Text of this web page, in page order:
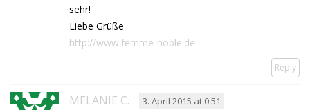
sehr!
Liebe Grüße
http://www.femme-noble.de
Reply
MELANIE C. 3. April 2015 at 0:51